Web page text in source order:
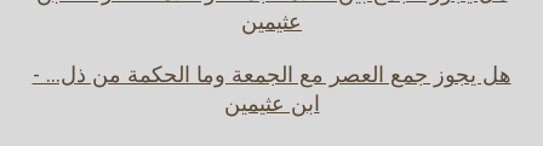
عثيمين
هل يجوز جمع العصر مع الجمعة وما الحكمة من ذل... -
ابن عثيمين